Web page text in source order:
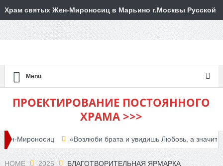
Храм святых Жен-Мироносиц в Марьино г.Москвы Русской
Православной Церкви
Menu
ПРОЕКТИРОВАНИЕ ПОСТОЯННОГО
ХРАМА >>>
«Возлюби брата и увидишь Любовь, а значит,
объявляет набор
HOME 2025 БЛАГОТВОРИТЕЛЬНАЯ ЯРМАРКА